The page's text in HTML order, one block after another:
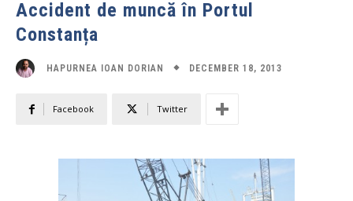
Accident de muncă în Portul
Constanța
HAPURNEA IOAN DORIAN DECEMBER 18, 2013
Facebook Twitter